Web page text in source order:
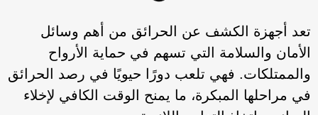
تعد أجهزة الكشف عن الحرائق من أهم وسائل
الأمان والسلامة التي تسهم في حماية الأرواح
والممتلكات. فهي تلعب دورًا حيويًا في رصد الحرائق
في مراحلها المبكرة، ما يمنح الوقت الكافي لإخلاء